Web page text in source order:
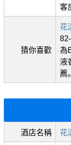
客
猜你喜歡
花
為
液
薦
酒店名稱 花